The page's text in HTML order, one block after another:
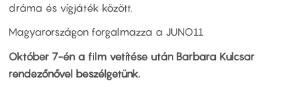
dráma és vígjáték között.
Magyarországon forgalmazza a JUNO11
Október 7-én a film vetítése után Barbara Kulcsar
rendezőnővel beszélgetünk.